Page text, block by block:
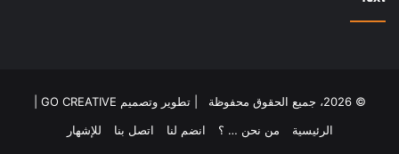
© 2026، جميع الحقوق محفوظة | تطوير وتصميم GO CREATIVE
الرئيسية
من نحن … ؟ انضم لنا اتصل بنا للإشهار